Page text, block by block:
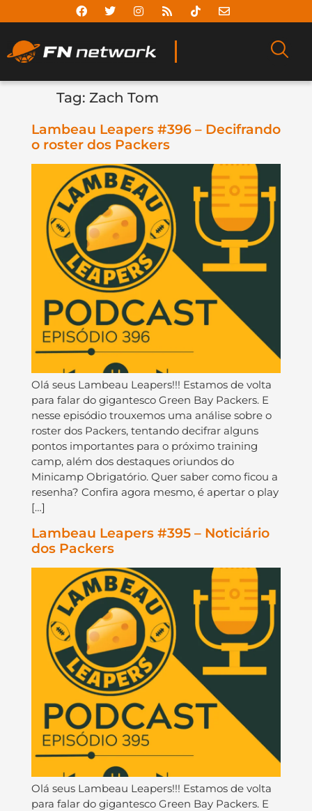
Tag: Zach Tom
Lambeau Leapers #396 – Decifrando
o roster dos Packers
Olá seus Lambeau Leapers!!! Estamos de volta
para falar do gigantesco Green Bay Packers. E
nesse episódio trouxemos uma análise sobre o
roster dos Packers, tentando decifrar alguns
pontos importantes para o próximo training
camp, além dos destaques oriundos do
Minicamp Obrigatório. Quer saber como ficou a
resenha? Confira agora mesmo, é apertar o play
[…]
Lambeau Leapers #395 – Noticiário
dos Packers
Olá seus Lambeau Leapers!!! Estamos de volta
para falar do gigantesco Green Bay Packers. E